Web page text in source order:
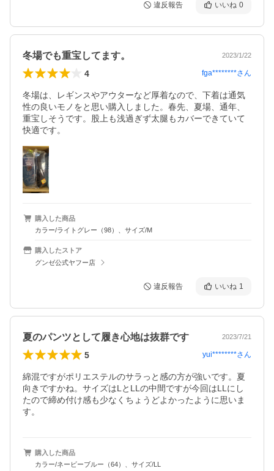
違反報告 いいね 0
冬場でも重宝してます。 2023/1/22
4 fga********さん
冬場は、レギンスやアウターなど厚着なので、下着は通気
性の良いモノをと思い購入しました。春先、夏場、通年、
重宝しそうです。股上も浅過ぎず太腿もカバーできていて
快適です。
購入した商品
カラー/ライトグレー（98）、サイズ/M
購入したストア
グンゼ公式ヤフー店
違反報告 いいね 1
夏のパンツとして履き心地は抜群です 2023/7/21
5 yui********さん
綿混ですがポリエステルのサラっと感の方が強いです。夏
向きですかね。サイズはLとLLの中間ですが今回はLLにし
たので締め付け感も少なくちょうどよかったように思いま
す。
購入した商品
カラー/ネービーブルー（64）、サイズ/LL